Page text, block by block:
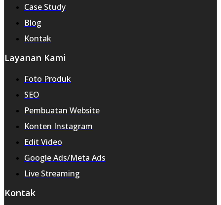
Case Study
Blog
Kontak
Layanan Kami
Foto Produk
SEO
Pembuatan Website
Konten Instagram
Edit Video
Google Ads/Meta Ads
Live Streaming
Kontak